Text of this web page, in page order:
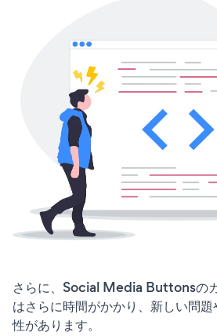
さらに、Social Media Buttonsの
はさらに時間がかかり、新しい問
性があります。